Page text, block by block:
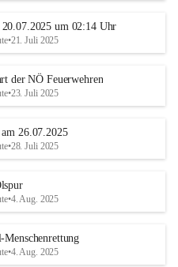
um 02:14 Uhr
•21. Juli 2025
der NÖ Feuerwehren
•23. Juli 2025
26.07.2025
•28. Juli 2025
•4. Aug. 2025
•4. Aug. 2025